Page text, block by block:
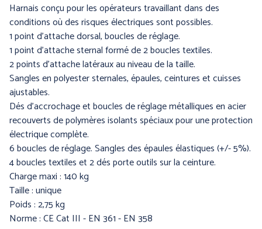
ERGONOMIE et AIDE AU
TRAVAIL
PRÉVENTION et
SECOURS
Harnais conçu pour les opérateurs travaillant dans des
conditions où des risques électriques sont possibles.
1 point d'attache dorsal, boucles de réglage.
1 point d'attache sternal formé de 2 boucles textiles.
2 points d'attache latéraux au niveau de la taille.
Sangles en polyester sternales, épaules, ceintures et cuisses
ajustables.
Dés d'accrochage et boucles de réglage métalliques en acier
recouverts de polymères isolants spéciaux pour une protection
électrique complète.
6 boucles de réglage. Sangles des épaules élastiques (+/- 5%).
4 boucles textiles et 2 dés porte outils sur la ceinture.
Charge maxi : 140 kg
Taille : unique
Poids : 2,75 kg
Norme : CE Cat III - EN 361 - EN 358